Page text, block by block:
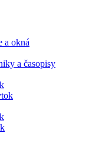
a okná
a časopisy